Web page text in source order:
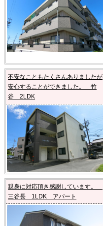
不安なこともたくさんありましたが
安心することができました。 竹
谷 2LDK
親身に対応頂き感謝しています。
三谷長 1LDK アパート